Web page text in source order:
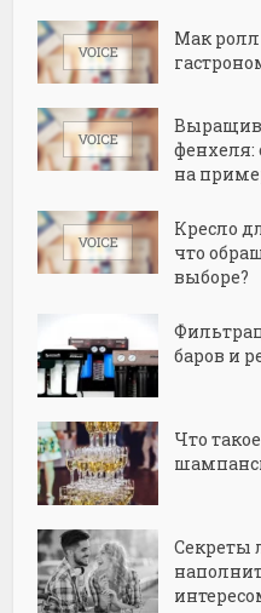
Мак
фенхеля:
на
Кресло
что
выборе?
баров и
Что
Секреты